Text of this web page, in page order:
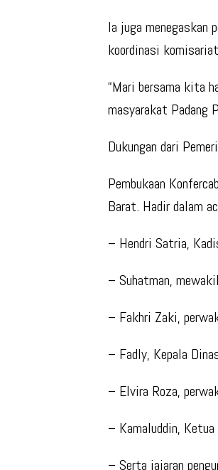
Ia juga menegaskan
koordinasi
“Mari bersama kita
masyarakat Padang
Dukungan dari
Pembukaan
Barat. Hadir dalam
– Hendri Satria,
– Suhatman,
– Fakhri Zaki,
– Fadly, Kepala
– Elvira Roza,
– Kamaluddin,
– Serta jajaran